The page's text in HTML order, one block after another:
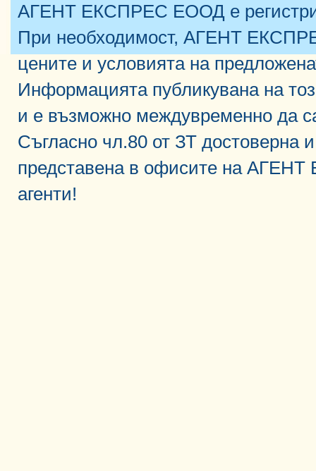
АГЕНТ ЕКСПРЕС ЕООД е
При необходимост, АГЕНТ
цените и условията на
Информацията публикувана на
и е възможно междувременно да
Съгласно чл.80 от ЗТ достоверна
представена в офисите на
агенти!